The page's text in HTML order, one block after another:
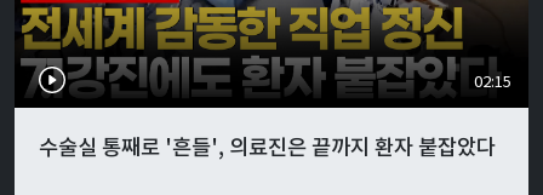
02:15
수술실 통째로 '흔들', 의료진은 끝까지 환자 붙잡았다